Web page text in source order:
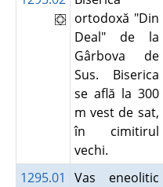
ortodoxă "Din
Deal" de la
Gârbova de
Sus. Biserica
se află la 300
m vest de sat,
în cimitirul
vechi.
1295.01
Vas eneolitic